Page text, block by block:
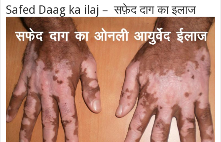
Safed Daag ka ilaj – सफ़ेद दाग का इलाज